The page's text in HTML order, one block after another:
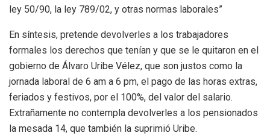
ley 50/90, la ley 789/02, y otras normas laborales”
En síntesis, pretende devolverles a los trabajadores
formales los derechos que tenían y que se le quitaron en el
gobierno de Álvaro Uribe Vélez, que son justos como la
jornada laboral de 6 am a 6 pm, el pago de las horas extras,
feriados y festivos, por el 100%, del valor del salario.
Extrañamente no contempla devolverles a los pensionados
la mesada 14, que también la suprimió Uribe.